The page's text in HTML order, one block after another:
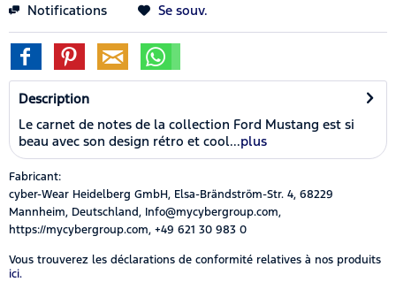
Notifications Se souv.
Description
Le carnet de notes de la collection Ford Mustang est si
beau avec son design rétro et cool...plus
Fabricant:
cyber-Wear Heidelberg GmbH, Elsa-Brändström-Str. 4, 68229
Mannheim, Deutschland, Info@mycybergroup.com,
https://mycybergroup.com, +49 621 30 983 0
Vous trouverez les déclarations de conformité relatives à nos produits
ici.